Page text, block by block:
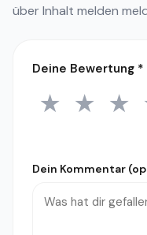
überInhalt melden
Deine Bewertung *
1 Stern
★ 2
★ 3
★
Dein Kommentar